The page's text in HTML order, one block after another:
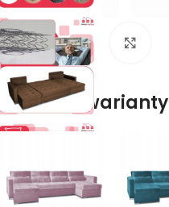
warianty